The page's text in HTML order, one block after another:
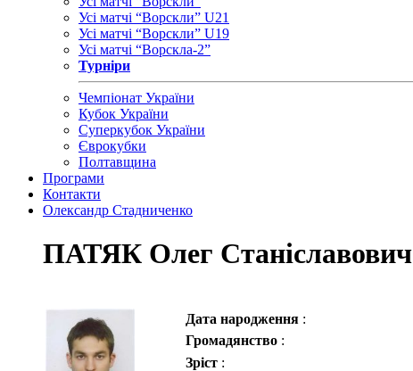
Усі матчі “Ворскли” U21
Усі матчі “Ворскли” U19
Усі матчі “Ворскла-2”
Турніри
Чемпіонат України
Кубок України
Суперкубок України
Єврокубки
Полтавщина
Програми
Контакти
Олександр Стадниченко
ПАТЯК Олег Станіславович
Дата народження :
Громадянство :
Зріст :